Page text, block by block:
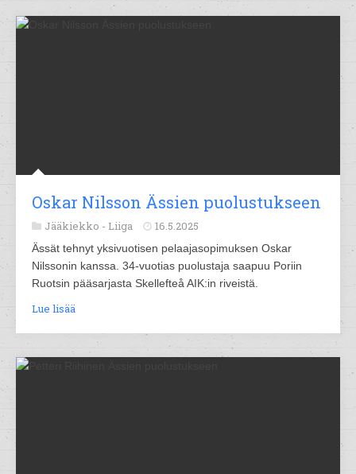
Oskar Nilsson Ässien puolustukseen
Jääkiekko - Liiga 16.5.2025
Ässät tehnyt yksivuotisen pelaajasopimuksen Oskar
Nilssonin kanssa. 34-vuotias puolustaja saapuu Poriin
Ruotsin pääsarjasta Skellefteå AIK:in riveistä.
Lue lisää